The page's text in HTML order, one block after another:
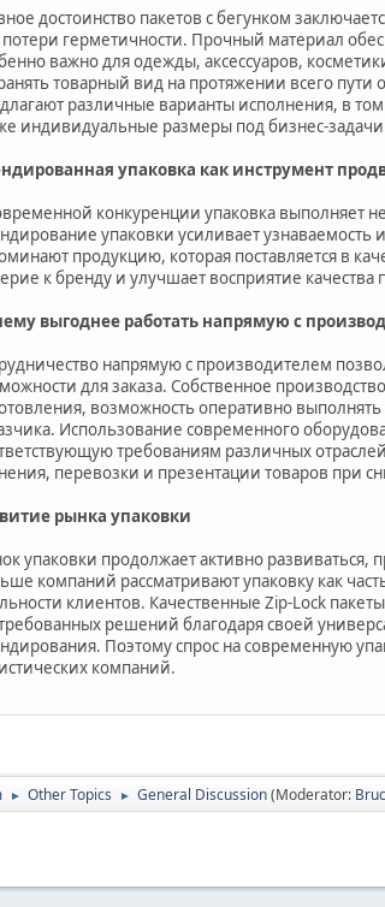
достоинство пакетов с бегунком
герметичности. Прочный материал
важно для одежды, аксессуаров,
товарный вид на протяжении всего
различные варианты исполнения, в
индивидуальные размеры под бизнес-
упаковка как инструмент
конкуренции упаковка выполняет
упаковки усиливает
продукцию, которая поставляется в
к бренду и улучшает восприятие качества
выгоднее работать напрямую с
напрямую с производителем
для заказа. Собственное
возможность оперативно
Использование современного
требованиям различных
перевозки и презентации товаров при
рынка упаковки
упаковки продолжает активно развиваться,
компаний рассматривают упаковку как
клиентов. Качественные Zip-Lock пакеты
решений благодаря своей
Поэтому спрос на современную
компаний.
► Other Topics ► General Discussion(Moderator: